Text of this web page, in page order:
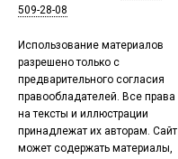
509-28-08
Использование материалов
разрешено только с
предварительного согласия
правообладателей. Все права
на тексты и иллюстрации
принадлежат их авторам. Сайт
может содержать материалы,